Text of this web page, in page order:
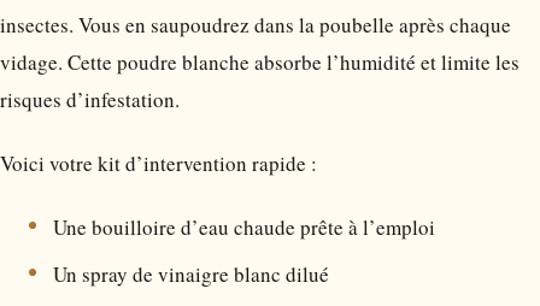
insectes. Vous en saupoudrez dans la poubelle après chaque
vidage. Cette poudre blanche absorbe l’humidité et limite les
risques d’infestation.
Voici votre kit d’intervention rapide :
Une bouilloire d’eau chaude prête à l’emploi
Un spray de vinaigre blanc dilué